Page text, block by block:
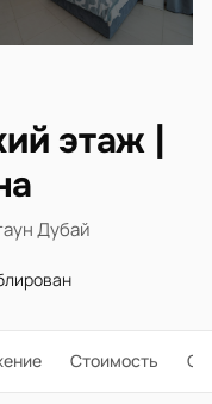
этаж |
Дубай
Стоимость О